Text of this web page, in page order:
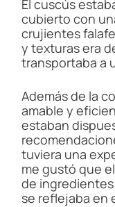
El cuscús
cubierto con
crujientes
y texturas era
transportaba a
Además de la
amable y
estaban
tuviera una
me gustó que
de
se reflejaba en